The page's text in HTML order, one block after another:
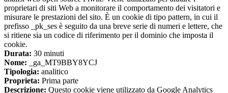
proprietari di siti Web a monitorare il comportamento dei visitatori e
misurare le prestazioni del sito. È un cookie di tipo pattern, in cui il
prefisso _pk_ses è seguito da una breve serie di numeri e lettere, che
si ritiene sia un codice di riferimento per il dominio che imposta il
cookie.
Durata: 30 minuti
Nome: _ga_MT9BBY8YCJ
Tipologia: analitico
Proprieta: Prima parte
Descrizione: Questo cookie viene utilizzato da Google Analytics